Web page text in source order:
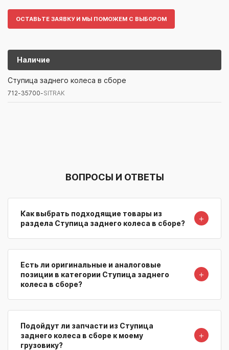
ОСТАВЬТЕ ЗАЯВКУ И МЫ ПОМОЖЕМ С ВЫБОРОМ
Наличие
Артикул/Бренд
712-35700-SITRAK
Ступица заднего колеса в сборе
712-35700-SITRAK
ВОПРОСЫ И ОТВЕТЫ
Как выбрать подходящие товары из
раздела Ступица заднего колеса в сборе?
＋
Есть ли оригинальные и аналоговые
позиции в категории Ступица заднего
колеса в сборе?
＋
Подойдут ли запчасти из Ступица
заднего колеса в сборе к моему
грузовику?
＋